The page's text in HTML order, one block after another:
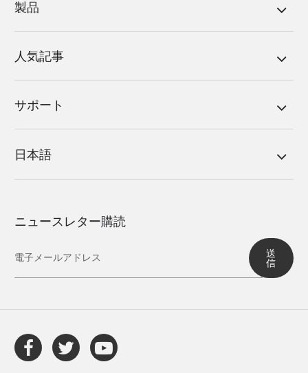
製品
人気記事
サポート
日本語
ニュースレター購読
送
信